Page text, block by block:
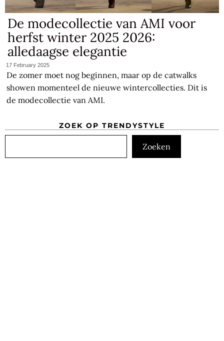
De modecollectie van AMI voor
herfst winter 2025 2026:
alledaagse elegantie
17 February 2025
De zomer moet nog beginnen, maar op de catwalks
showen momenteel de nieuwe wintercollecties. Dit is
de modecollectie van AMI.
ZOEK OP TRENDYSTYLE
Zoeken